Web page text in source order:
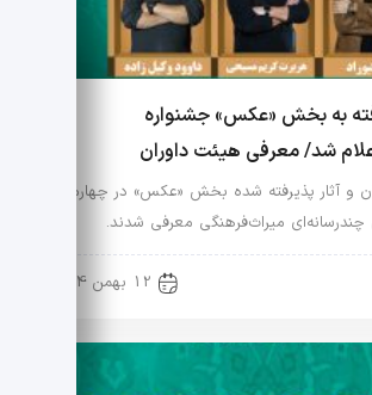
به بخش «عکس» جشنواره
شد/ معرفی هیئت داوران
و آثار پذیرفته شده بخش «عکس» در چهارمین
چندرسانه‌ای میراث‌فرهنگی معرفی شدند.
12 بهمن 1404